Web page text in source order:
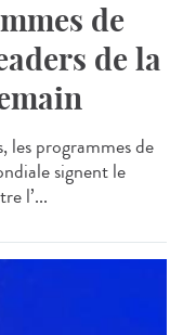
de
de la
programmes de
signent le
l’...